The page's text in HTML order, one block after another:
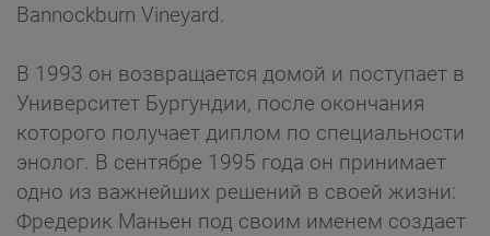
Bannockburn Vineyard.
В 1993 он возвращается домой и поступает в
Университет Бургундии, после окончания
которого получает диплом по специальности
энолог. В сентябре 1995 года он принимает
одно из важнейших решений в своей жизни:
Фредерик Маньен под своим именем создает